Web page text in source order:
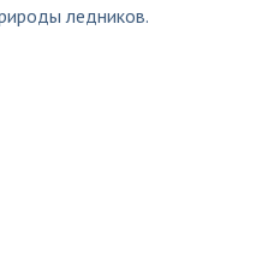
ледников.